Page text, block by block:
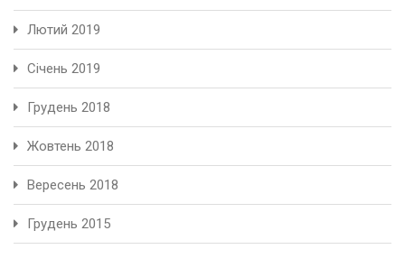
Лютий 2019
Січень 2019
Грудень 2018
Жовтень 2018
Вересень 2018
Грудень 2015